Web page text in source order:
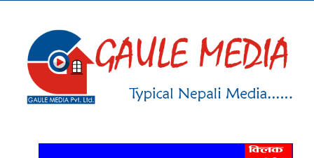
गृहपृष्ठ
समाचार
राजनिति
आर्थिक